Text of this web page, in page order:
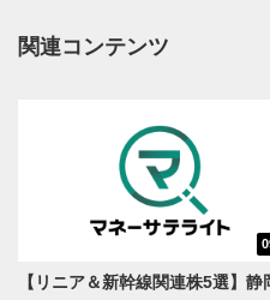
動画再生エリア
動画再生エリアをクリック
一時停止します。
関連コンテンツ